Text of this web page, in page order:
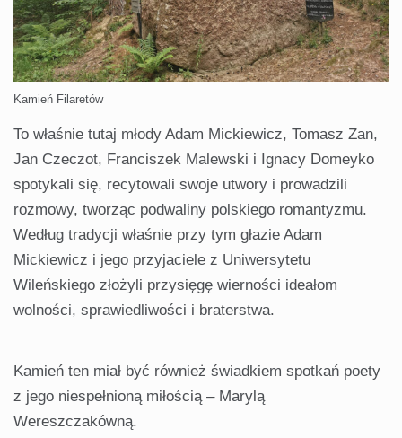
Kamień Filaretów
To właśnie tutaj młody Adam Mickiewicz, Tomasz Zan,
Jan Czeczot, Franciszek Malewski i Ignacy Domeyko
spotykali się, recytowali swoje utwory i prowadzili
rozmowy, tworząc podwaliny polskiego romantyzmu.
Według tradycji właśnie przy tym głazie Adam
Mickiewicz i jego przyjaciele z Uniwersytetu
Wileńskiego złożyli przysięgę wierności ideałom
wolności, sprawiedliwości i braterstwa.
Kamień ten miał być również świadkiem spotkań poety
z jego niespełnioną miłością – Marylą
Wereszczakówną.